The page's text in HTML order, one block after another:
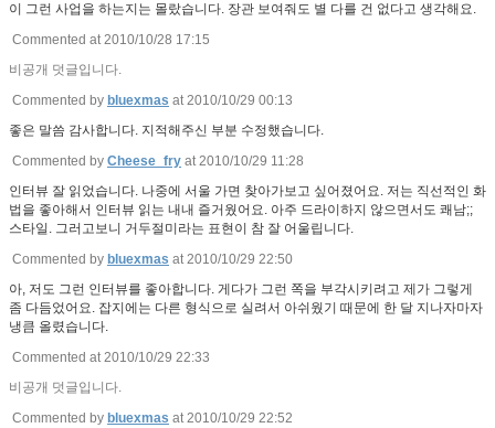
이 그런 사업을 하는지는 몰랐습니다. 장관 보여줘도 별 다를 건 없다고 생각해요.
Commented at 2010/10/28 17:15
비공개 덧글입니다.
Commented by bluexmas at 2010/10/29 00:13
좋은 말씀 감사합니다. 지적해주신 부분 수정했습니다.
Commented by Cheese_fry at 2010/10/29 11:28
인터뷰 잘 읽었습니다. 나중에 서울 가면 찾아가보고 싶어졌어요. 저는 직선적인 화
법을 좋아해서 인터뷰 읽는 내내 즐거웠어요. 아주 드라이하지 않으면서도 쾌남;;
스타일. 그러고보니 거두절미라는 표현이 참 잘 어울립니다.
Commented by bluexmas at 2010/10/29 22:50
아, 저도 그런 인터뷰를 좋아합니다. 게다가 그런 쪽을 부각시키려고 제가 그렇게
좀 다듬었어요. 잡지에는 다른 형식으로 실려서 아쉬웠기 때문에 한 달 지나자마자
냉큼 올렸습니다.
Commented at 2010/10/29 22:33
비공개 덧글입니다.
Commented by bluexmas at 2010/10/29 22:52